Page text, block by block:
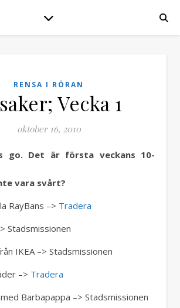
RENSA I RÖRAN
Vecka 1
oktober 16, 2010
vara svårt?
RayBans –> Tradera
Stadsmissionen
IKEA –> Stadsmissionen
–> Tradera
Barbapappa –> Stadsmissionen